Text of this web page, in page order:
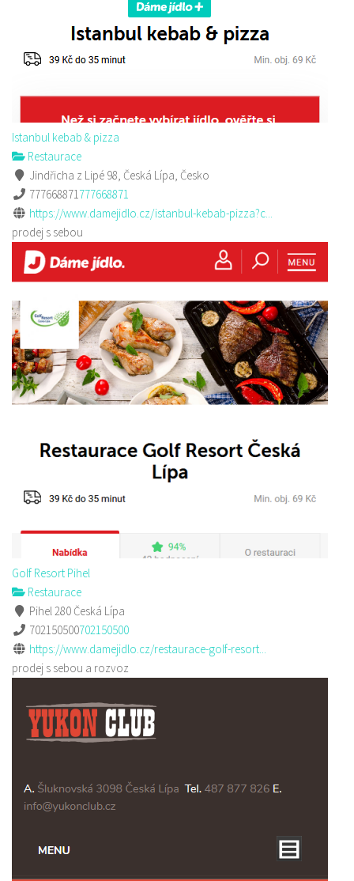
Istanbul kebab & pizza
Restaurace
Jindřicha z Lipé 98, Česká Lípa, Česko
777668871777668871
https://www.damejidlo.cz/istanbul-kebab-pizza?c...
prodej s sebou
Golf Resort Pihel
Restaurace
Pihel 280 Česká Lípa
702150500702150500
https://www.damejidlo.cz/restaurace-golf-resort...
prodej s sebou a rozvoz